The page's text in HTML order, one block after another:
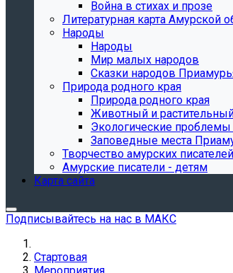
Война в стихах и прозе
Литературная карта Амурской
Народы
Народы
Мир малых народов
Сказки народов
Природа родного края
Природа родного края
Животный и
Экологические
Заповедные места
Творчество амурских писателей
Амурские писатели - детям
Карта сайта
Подписывайтесь на нас в МАКС
Стартовая